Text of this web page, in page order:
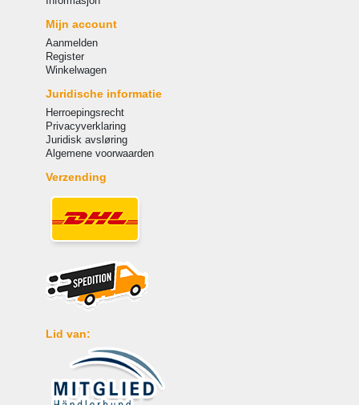
Mijn account
Aanmelden
Register
Winkelwagen
Juridische informatie
Herroepingsrecht
Privacyverklaring
Juridisk avsløring
Algemene voorwaarden
Verzending
Lid van: